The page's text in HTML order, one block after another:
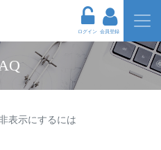
ログイン 会員登録
表示にするには